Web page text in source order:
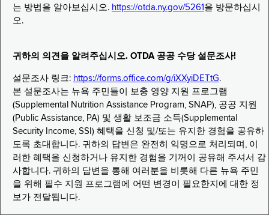
는 방법을 알아보십시오. https://otda.ny.gov/5261 을 방문하십시
오.
귀하의 의견을 알려주십시오. OTDA 공공 수당 설문조사!
설문조사 링크: https://forms.office.com/g/iXXyiDETtG.
본 설문조사는 뉴욕 주민들이 보충 영양 지원 프로그램
(Supplemental Nutrition Assistance Program, SNAP), 공공 지원
(Public Assistance, PA) 및 생활 보조금 소득(Supplemental
Security Income, SSI) 혜택을 신청 및/또는 유지한 경험을 공유하
도록 초대합니다. 귀하의 답변은 완전히 익명으로 처리되며, 이
러한 혜택을 신청하거나 유지한 경험을 기꺼이 공유해 주셔서 감
사합니다. 귀하의 답변을 통해 여러분을 비롯해 다른 뉴욕 주민
을 위해 필수 지원 프로그램에 어떤 변경이 필요한지에 대한 정
보가 전달됩니다.